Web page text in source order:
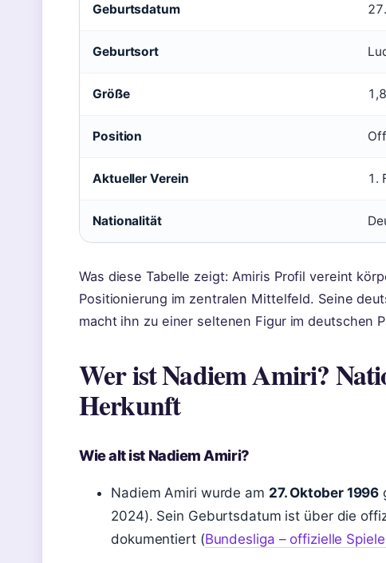
Geburtsdatum
Geburtsort
Größe
Position
Aktueller Verein 1.
Nationalität
Was diese Tabelle zeigt: Amiris Profil vereint
Positionierung im zentralen Mittelfeld. Seine
macht ihn zu einer seltenen Figur im deutschen
Wer ist Nadiem Amiri?
Herkunft
Wie alt ist Nadiem Amiri?
Nadiem Amiri wurde am 27. Oktober 1996
2024). Sein Geburtsdatum ist über die
dokumentiert (Bundesliga – offizielle